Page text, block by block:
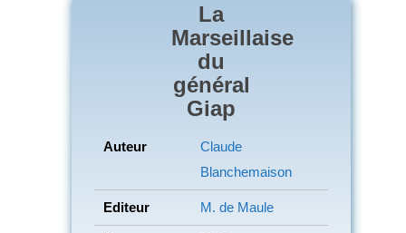
La
Marseillaise
du
général
Giap
Auteur
Claude
Blanchemaison
Editeur M. de Maule